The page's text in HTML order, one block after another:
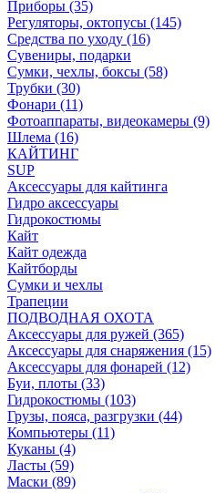
Приборы (35)
Регуляторы, октопусы (145)
Средства по уходу (16)
Сувениры, подарки
Сумки, чехлы, боксы (58)
Трубки (30)
Фонари (11)
Фотоаппараты, видеокамеры (9)
Шлема (16)
КАЙТИНГ
SUP
Аксессуары для кайтинга
Гидро аксессуары
Гидрокостюмы
Кайт
Кайт одежда
Кайтборды
Сумки и чехлы
Трапеции
ПОДВОДНАЯ ОХОТА
Аксессуары для ружей (365)
Аксессуары для снаряжения (15)
Аксессуары для фонарей (12)
Буи, плоты (33)
Гидрокостюмы (103)
Грузы, пояса, разгрузки (44)
Компьютеры (11)
Куканы (4)
Ласты (59)
Маски (89)